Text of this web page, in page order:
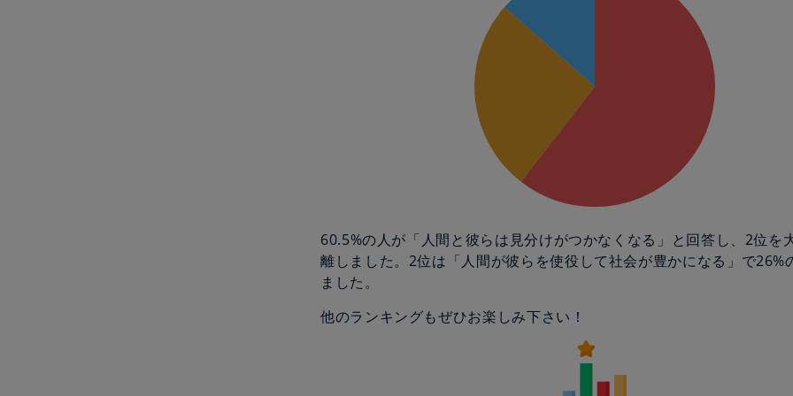
60.5%の人が「人間と彼らは見分けがつかなくなる」と回答し、2位を
離しました。2位は「人間が彼らを使役して社会が豊かになる」で26%
ました。
他のランキングもぜひお楽しみ下さい！